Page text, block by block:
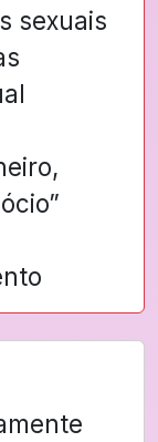
sexuais